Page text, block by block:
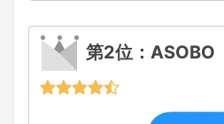
第2位：ASOBO